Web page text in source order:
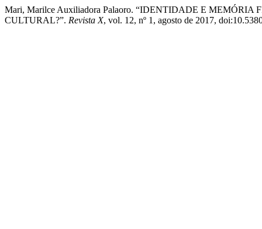
Mari, Marilce Auxiliadora Palaoro. “IDENTIDADE E
CULTURAL?”. Revista X, vol. 12, nº 1, agosto de 2017,